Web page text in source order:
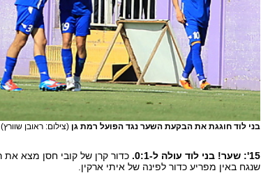
בני לוד חוגגת את הבקעת השער נגד הפועל רמת גן (צילום: ראובן שוורץ)
15': שער! בני לוד עולה ל-0:1.
כדור קרן של קובי חסן מצא את
שנגח באין מפריע כדור לפינה של איתי ארקין.